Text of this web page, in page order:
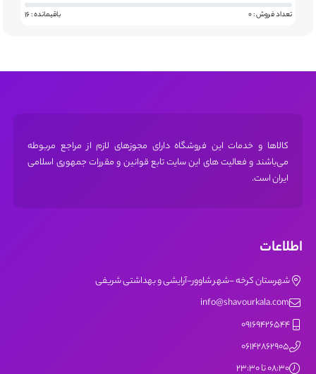
تعداد فروش : 0 باقیمانده : 16
کالاها و خدمات این فروشگاه دارای مجوز‌های لازم از مراجع مربوطه
می‌باشند و فعالیت های این سایت تابع قوانین و مقررات جمهوری اسلامی
ایران است.
اطلاعات
شهرستان کرخه -شهر شاوور-آرایشی و بهداشتی شریفی
info@shavourkala.com
09169426544
06142862905
08:30 تا 23:30